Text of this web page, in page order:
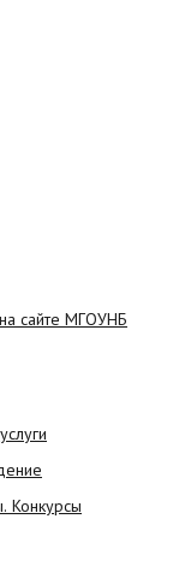
сайте МГОУНБ
Конкурсы